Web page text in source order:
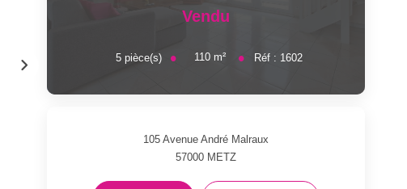
Vendu
5 pièce(s) 110 m² Réf : 1602
105 Avenue André Malraux
57000 METZ